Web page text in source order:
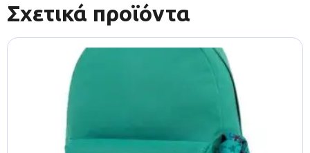
Σχετικά προϊόντα